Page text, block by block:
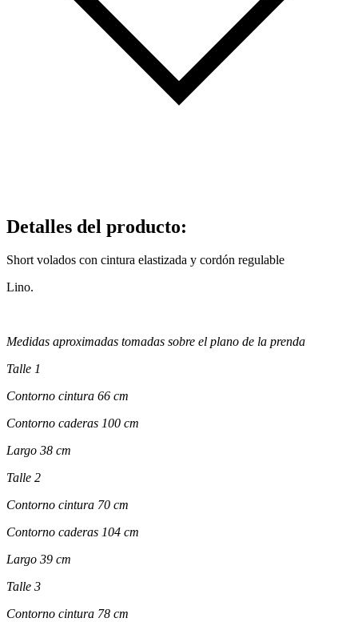
Detalles del producto:
Short volados con cintura elastizada y cordón regulable
Lino.
Medidas aproximadas tomadas sobre el plano de la prenda
Talle 1
Contorno cintura 66 cm
Contorno caderas 100 cm
Largo 38 cm
Talle 2
Contorno cintura 70 cm
Contorno caderas 104 cm
Largo 39 cm
Talle 3
Contorno cintura 78 cm